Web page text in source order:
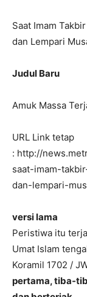
Saat Imam
dan Lempari
Judul Baru
Amuk Massa
URL Link tetap
: http://
saat-imam-
dan-lempari-
versi lama
Peristiwa itu
Umat Islam
Koramil 1702 /
pertama, tiba-